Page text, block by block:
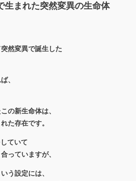
生まれた突然変異の生命体
然変異で誕生した
、
の新生命体は、
た存在です。
ていて
っていますが、
う設定には、